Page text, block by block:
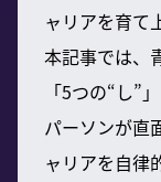
ャリアを育て
本記事では、
「5つの“し”
パーソンが直
ャリアを自律